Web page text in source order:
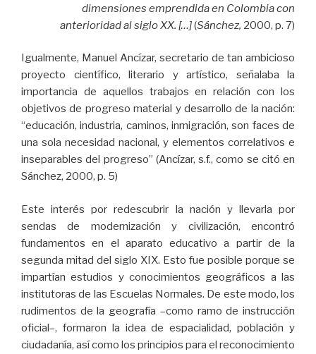
dimensiones emprendida en Colombia con
anterioridad al siglo XX. […](Sánchez, 2000, p. 7)
Igualmente, Manuel Ancízar, secretario de tan ambicioso
proyecto científico, literario y artístico, señalaba la
importancia de aquellos trabajos en relación con los
objetivos de progreso material y desarrollo de la nación:
“educación, industria, caminos, inmigración, son faces de
una sola necesidad nacional, y elementos correlativos e
inseparables del progreso” (Ancízar, s.f., como se citó en
Sánchez, 2000, p. 5)
Este interés por redescubrir la nación y llevarla por
sendas de modernización y civilización, encontró
fundamentos en el aparato educativo a partir de la
segunda mitad del siglo XIX. Esto fue posible porque se
impartían estudios y conocimientos geográficos a las
institutoras de las Escuelas Normales. De este modo, los
rudimentos de la geografía –como ramo de instrucción
oficial–, formaron la idea de espacialidad, población y
ciudadanía, así como los principios para el reconocimiento